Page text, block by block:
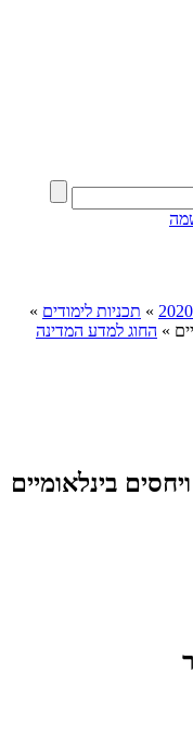
» תכניות לימודים »
» החוג למדע המדינה
בינלאומיים